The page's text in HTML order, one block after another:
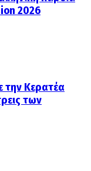
2026
την Κερατέα
των